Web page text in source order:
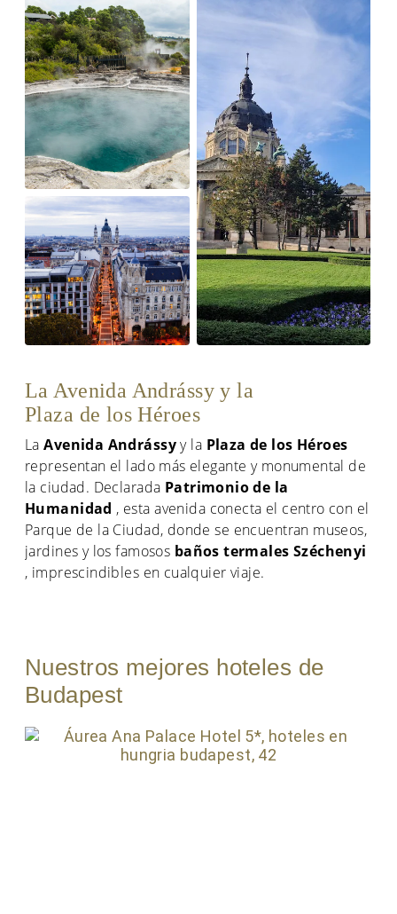
La Avenida Andrássy y la
Plaza de los Héroes
LaAvenida Andrássyy la Plaza de los Héroes
representan el lado más elegante y monumental de
la ciudad. Declarada Patrimonio de la
Humanidad , esta avenida conecta el centro con el
Parque de la Ciudad, donde se encuentran museos,
jardines y los famosos baños termales Széchenyi
, imprescindibles en cualquier viaje.
Nuestros mejores hoteles de
Budapest